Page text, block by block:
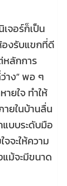
จอร์ก็เป็น
งรับแขกที่ดี
หลักการ
าง” พอ ๆ
ยใจ ทำให้
ายในบ้านลื่น
บบระดับมือ
จะให้ความ
ม้จะมีขนาด